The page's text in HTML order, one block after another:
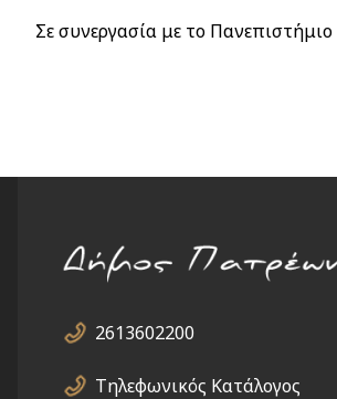
Σε συνεργασία με το
2613602200
Τηλεφωνικός Κατάλογος